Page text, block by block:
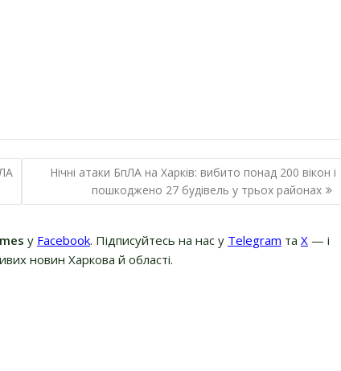
Нічні атаки БпЛА на Харків: вибито понад 200 вікон і
пошкоджено 27 будівель у трьох районах
у Facebook. Підписуйтесь на нас у Telegram та Х — і
новин Харкова й області.